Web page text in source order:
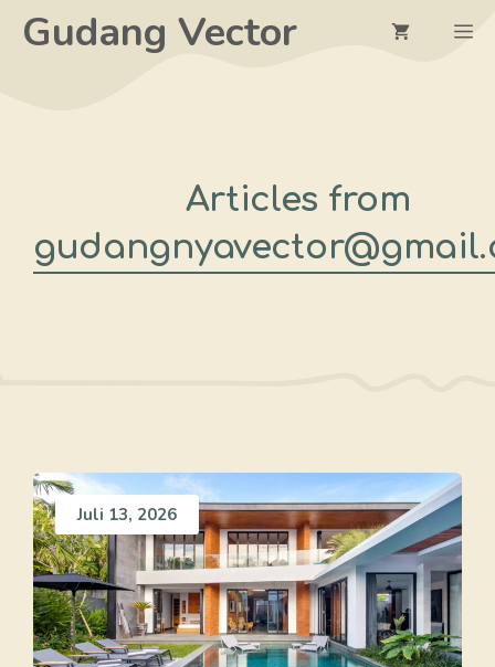
Langsung
Gudang Vector
Articles from
Juli 13, 2026